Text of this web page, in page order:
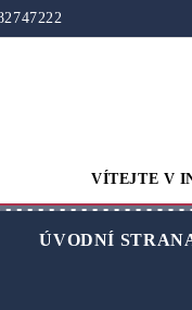
VÍTEJTE V
ÚVODNÍ